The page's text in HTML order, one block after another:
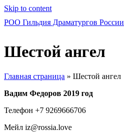
Skip to content
РОО Гильдия Драматургов России
Шестой ангел
Главная страница » Шестой ангел
Вадим Федоров 2019 год
Телефон +7 9269666706
Мейл iz@rossia.love